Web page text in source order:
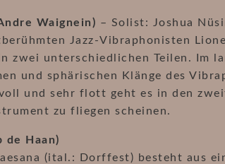
Waignein) – Solist: Joshua
Jazz-Vibraphonisten
zwei unterschiedlichen Teilen. Im
und sphärischen Klänge des
und sehr flott geht es in den
zu fliegen scheinen.
de Haan)
(ital.: Dorffest) besteht aus